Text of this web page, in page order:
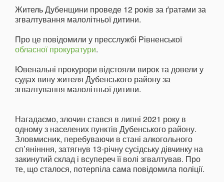
Житель Дубенщини проведе 12 років за ґратами за
згвалтування малолітньої дитини.
Про це повідомили у пресслужбі Рівненської
обласної прокуратури.
Ювенальні прокурори відстояли вирок та довели у
судах вину жителя Дубенського району за
згвалтування малолітньої дитини.
Нагадаємо, злочин стався в липні 2021 року в
одному з населених пунктів Дубенського району.
Зловмисник, перебуваючи в стані алкогольного
сп’янінння, затягнув 13-річну сусідську дівчинку на
закинутий склад і всупереч її волі згвалтував. Про
те, що сталося, потерпіла сама повідомила поліції.